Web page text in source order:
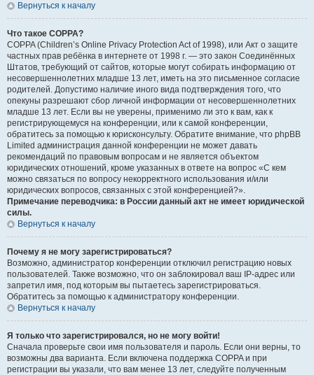
Вернуться к началу
Что такое COPPA?
COPPA (Children’s Online Privacy Protection Act of 1998), или Акт о защите
частных прав ребёнка в интернете от 1998 г. — это закон Соединённых
Штатов, требующий от сайтов, которые могут собирать информацию от
несовершеннолетних младше 13 лет, иметь на это письменное согласие
родителей. Допустимо наличие иного вида подтверждения того, что
опекуны разрешают сбор личной информации от несовершеннолетних
младше 13 лет. Если вы не уверены, применимо ли это к вам, как к
регистрирующемуся на конференции, или к самой конференции,
обратитесь за помощью к юрисконсульту. Обратите внимание, что phpBB
Limited администрация данной конференции не может давать
рекомендаций по правовым вопросам и не является объектом
юридических отношений, кроме указанных в ответе на вопрос «С кем
можно связаться по вопросу некорректного использования и/или
юридических вопросов, связанных с этой конференцией?».
Примечание переводчика: в России данный акт не имеет юридической
силы.
Вернуться к началу
Почему я не могу зарегистрироваться?
Возможно, администратор конференции отключил регистрацию новых
пользователей. Также возможно, что он заблокировал ваш IP-адрес или
запретил имя, под которым вы пытаетесь зарегистрироваться.
Обратитесь за помощью к администратору конференции.
Вернуться к началу
Я только что зарегистрировался, но не могу войти!
Сначала проверьте свои имя пользователя и пароль. Если они верны, то
возможны два варианта. Если включена поддержка COPPA и при
регистрации вы указали, что вам менее 13 лет, следуйте полученным